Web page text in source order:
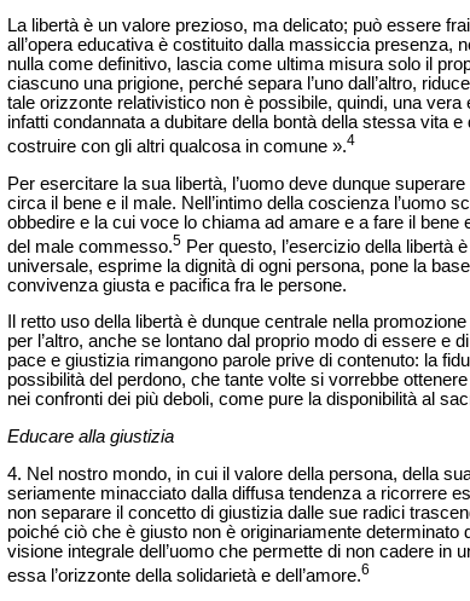
La libertà è un valore prezioso, ma delicato; può essere
all’opera educativa è costituito dalla massiccia presenza,
nulla come definitivo, lascia come ultima misura solo il
ciascuno una prigione, perché separa l’uno dall’altro,
tale orizzonte relativistico non è possibile, quindi, una
infatti condannata a dubitare della bontà della stessa vita
costruire con gli altri qualcosa in comune ».4
Per esercitare la sua libertà, l’uomo deve dunque
circa il bene e il male. Nell’intimo della coscienza l’uomo
obbedire e la cui voce lo chiama ad amare e a fare il
del male commesso.5 Per questo, l’esercizio della libertà
universale, esprime la dignità di ogni persona, pone la
convivenza giusta e pacifica fra le persone.
Il retto uso della libertà è dunque centrale nella
per l’altro, anche se lontano dal proprio modo di essere e
pace e giustizia rimangono parole prive di contenuto: la
possibilità del perdono, che tante volte si vorrebbe
nei confronti dei più deboli, come pure la disponibilità al
Educare alla giustizia
4. Nel nostro mondo, in cui il valore della persona, della
seriamente minacciato dalla diffusa tendenza a ricorrere
non separare il concetto di giustizia dalle sue radici
poiché ciò che è giusto non è originariamente determinato
visione integrale dell’uomo che permette di non cadere in
essa l’orizzonte della solidarietà e dell’amore.6